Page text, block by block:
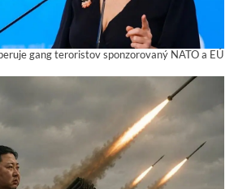
gang teroristov sponzorovaný NATO a EÚ